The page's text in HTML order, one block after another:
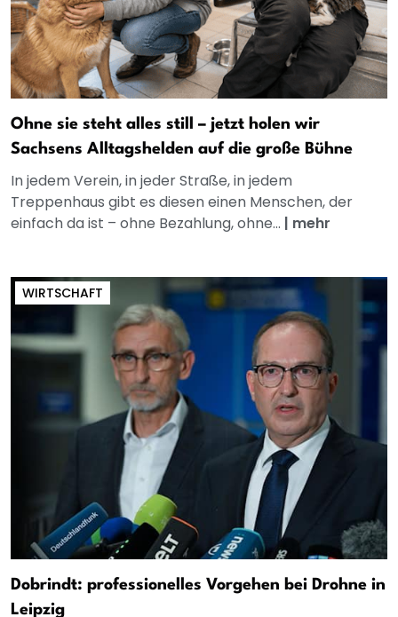
Ohne sie steht alles still – jetzt holen wir
Sachsens Alltagshelden auf die große Bühne
In jedem Verein, in jeder Straße, in jedem
Treppenhaus gibt es diesen einen Menschen, der
einfach da ist – ohne Bezahlung, ohne... | mehr
WIRTSCHAFT
Dobrindt: professionelles Vorgehen bei Drohne in
Leipzig